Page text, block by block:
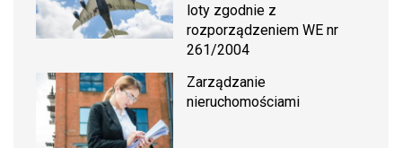
loty zgodnie z
rozporządzeniem WE nr
261/2004
Zarządzanie
nieruchomościami